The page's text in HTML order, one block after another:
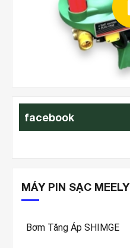
facebook
MÁY PIN SẠC MEELY
Bơm Tăng Áp SHIMGE